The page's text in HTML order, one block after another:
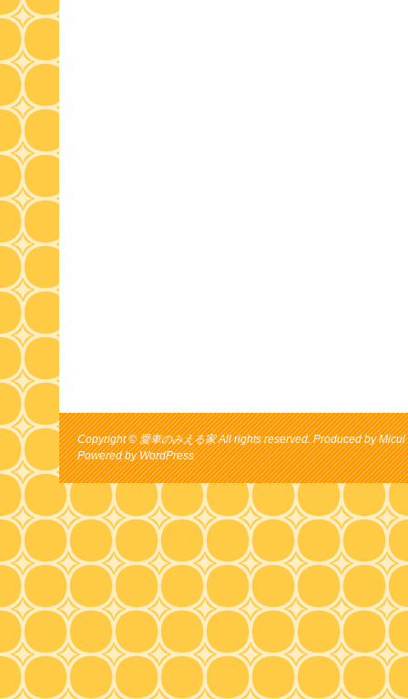
Copyright © 愛車のみえる家 All rights reserved. Produced by Micul
Powered byWordPress